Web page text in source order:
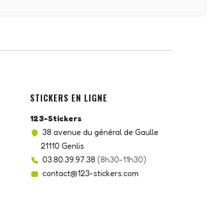
STICKERS EN LIGNE
123-Stickers
38 avenue du général de Gaulle
21110 Genlis
03.80.39.97.38(8h30-11h30)
contact@123-stickers.com